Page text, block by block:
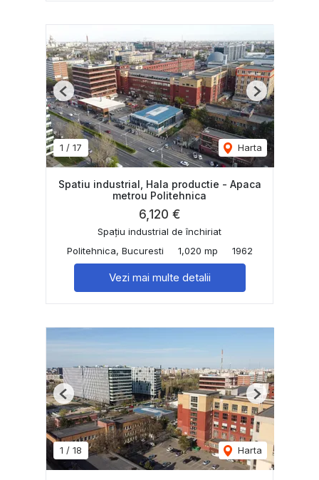
1 / 17 Harta
Previous Next
Spatiu industrial, Hala productie - Apaca
metrou Politehnica
6,120 €
Spațiu industrial de închiriat
Politehnica, Bucuresti
1,020 mp 1962
Vezi mai multe detalii
1 / 18 Harta
Previous Next